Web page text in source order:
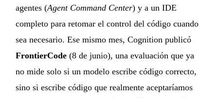
agentes (Agent Command Center) y a un IDE
completo para retomar el control del código cuando
sea necesario. Ese mismo mes, Cognition publicó
FrontierCode (8 de junio), una evaluación que ya
no mide solo si un modelo escribe código correcto,
sino si escribe código que realmente aceptaríamos